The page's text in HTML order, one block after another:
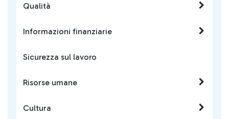
Qualità
Informazioni finanziarie
Sicurezza sul lavoro
Risorse umane
Cultura